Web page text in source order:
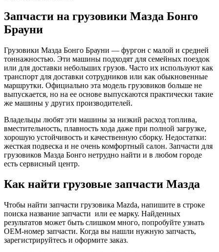
Запчасти на грузовики Мазда Бонго
Брауни
Грузовики Мазда Бонго Брауни — фургон с малой и средней
тоннажностью. Эти машины подходят для семейных поездок
или для доставки небольших грузов. Часто их используют как
транспорт для доставки сотрудников или как обыкновенные
маршрутки. Официально эта модель грузовиков больше не
выпускается, но на ее основе выпускаются практически такие
же машины у других производителей.
Владельцы любят эти машины за низкий расход топлива,
вместительность, плавность хода даже при полной загрузке,
хорошую устойчивость и качественную сборку. Недостатки:
жесткая подвеска и не очень комфортный салон. Запчасти для
грузовиков Мазда Бонго нетрудно найти и в любом городе
есть сервисный центр.
Как найти грузовые запчасти Мазда
Чтобы найти запчасти грузовика Mazda, напишите в строке
поиска название запчасти или ее марку. Найденных
результатов может быть слишком много, попробуйте узнать
OEM-номер запчасти. Когда вы нашли нужную запчасть,
зарегистрируйтесь и оформите заказ.